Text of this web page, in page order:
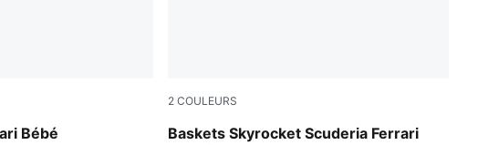
Bébé
Black
2 COULEURS
Baskets Skyrocket Scuderia Ferrari
PUMA Black-PUMA White